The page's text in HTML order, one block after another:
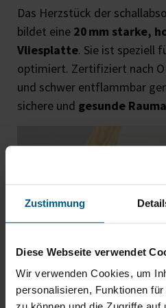
Zustimmung
Diese Webseite verwendet
Wir verwenden Cookies, um
personalisieren, Funktionen
Das Herzstück der
bildet eine 20 mm starke,
Vliesplatte. Sie ist speziell
optimiert. Zertifiziert nach
und schwer entflammbar
sichere und gesunde